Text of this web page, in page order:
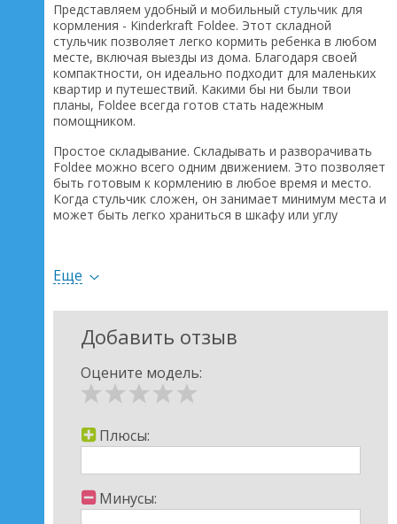
Представляем удобный и мобильный стульчик для
кормления - Kinderkraft Foldee. Этот складной
стульчик позволяет легко кормить ребенка в любом
месте, включая выезды из дома. Благодаря своей
компактности, он идеально подходит для маленьких
квартир и путешествий. Какими бы ни были твои
планы, Foldee всегда готов стать надежным
помощником.
Простое складывание. Складывать и разворачивать
Foldee можно всего одним движением. Это позволяет
быть готовым к кормлению в любое время и место.
Когда стульчик сложен, он занимает минимум места и
может быть легко храниться в шкафу или углу
удобную одноручную переноску стульчика для
предпочитает есть — на кухне или в гостиной,
составит проблемы. Благодаря компактным размерам
поездку.
Регулируемый поднос. Foldee оснащен регулируемым
легко настроена на трех уровнях относительно
сиденья. Поднос легко снимается и моется под
Поднос Foldee прошел проверку и допущен к контакту
с пищевыми продуктами.
Еще
Добавить отзыв
Оцените модель:
Плюсы:
Минусы: